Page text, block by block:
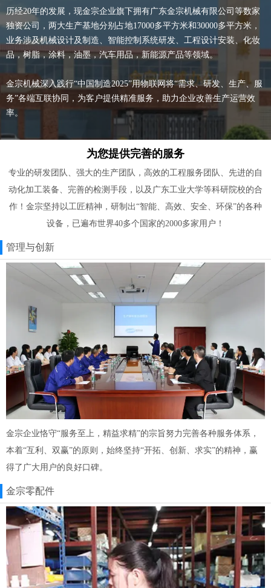
历经20年的发展，现金宗企业旗下拥有广东金宗机械有限公司等数家
独资公司，两大生产基地分别占地17000多平方米和30000多平方米，
业务涉及机械设计及制造、智能控制系统研发、工程设计安装、化妆
品，树脂，涂料，油墨，汽车用品，新能源产品等领域。
金宗机械深入践行“中国制造2025”用物联网将“需求、研发、生产、服
务”各端互联协同，为客户提供精准服务，助力企业改善生产运营效
率。
为您提供完善的服务
专业的研发团队、强大的生产团队，高效的工程服务团队、先进的自
动化加工装备、完善的检测手段，以及广东工业大学等科研院校的合
作！金宗坚持以工匠精神，研制出“智能、高效、安全、环保”的各种
设备，已遍布世界40多个国家的2000多家用户！
管理与创新
金宗企业恪守“服务至上，精益求精”的宗旨努力完善各种服务体系，
本着“互利、双赢”的原则，始终坚持“开拓、创新、求实”的精神，赢
得了广大用户的良好口碑。
金宗零配件